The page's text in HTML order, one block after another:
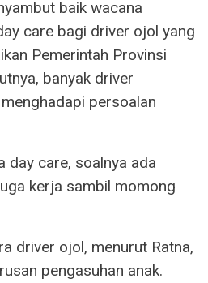
baik wacana
care bagi driver ojol yang
Pemerintah Provinsi
banyak driver
persoalan
day care, soalnya ada
kerja sambil momong
driver ojol, menurut Ratna,
pengasuhan anak.